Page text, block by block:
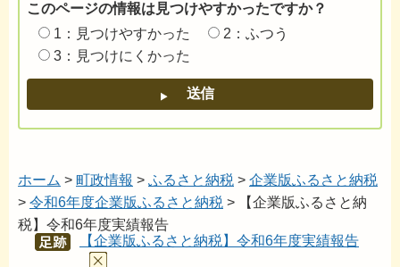
このページの情報は見つけやすかったですか？
1：見つけやすかった
2：ふつう
3：見つけにくかった
ホーム > 町政情報 > ふるさと納税 > 企業版ふるさと納税
> 令和6年度企業版ふるさと納税 > 【企業版ふるさと納
税】令和6年度実績報告
あし
【企業版ふるさと納税】令和6年度実績報告